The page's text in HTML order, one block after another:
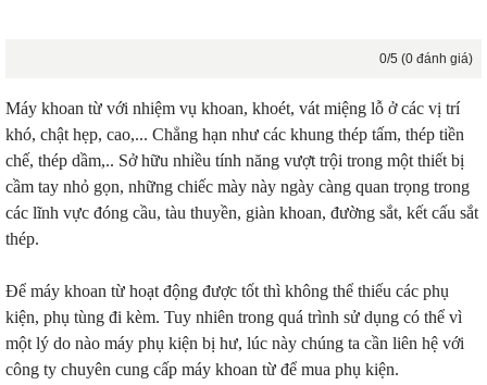
0/5 (0 đánh giá)
Máy khoan từ với nhiệm vụ khoan, khoét, vát miệng lỗ ở các vị trí
khó, chật hẹp, cao,... Chẳng hạn như các khung thép tấm, thép tiền
chế, thép dầm,.. Sở hữu nhiều tính năng vượt trội trong một thiết bị
cầm tay nhỏ gọn, những chiếc mày này ngày càng quan trọng trong
các lĩnh vực đóng cầu, tàu thuyền, giàn khoan, đường sắt, kết cấu sắt
thép.
Để máy khoan từ hoạt động được tốt thì không thể thiếu các phụ
kiện, phụ tùng đi kèm. Tuy nhiên trong quá trình sử dụng có thể vì
một lý do nào máy phụ kiện bị hư, lúc này chúng ta cần liên hệ với
công ty chuyên cung cấp máy khoan từ để mua phụ kiện.